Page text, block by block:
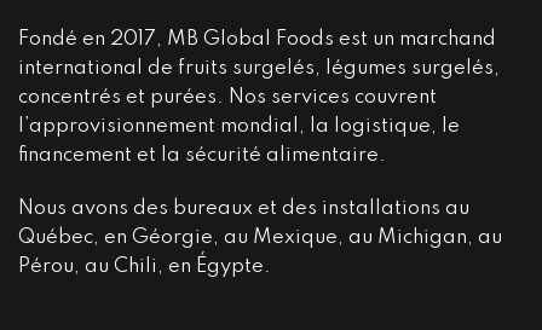
Fondé en 2017, MB Global Foods est un marchand
international de fruits surgelés, légumes surgelés,
concentrés et purées. Nos services couvrent
l’approvisionnement mondial, la logistique, le
financement et la sécurité alimentaire.
Nous avons des bureaux et des installations au
Québec, en Géorgie, au Mexique, au Michigan, au
Pérou, au Chili, en Égypte.